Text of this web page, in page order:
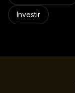
Investir